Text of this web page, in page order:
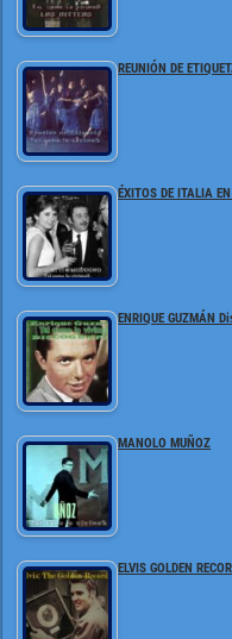
REUNIÓN DE
ÉXITOS DE ITALIA
ENRIQUE GUZMÁN
MANOLO MUÑOZ
ELVIS GOLDEN